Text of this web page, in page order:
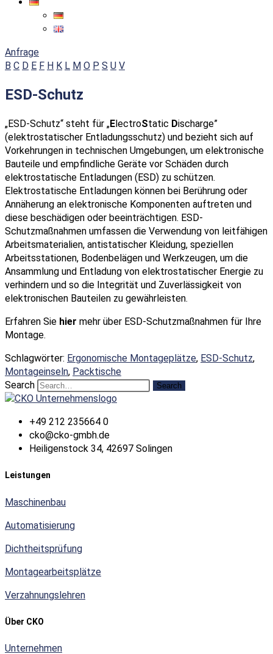
Anfrage
B C D E F H K L M O P S U V
ESD-Schutz
„ESD-Schutz“ steht für „ElectroStatic Discharge”
(elektrostatischer Entladungsschutz) und bezieht sich auf
Vorkehrungen in technischen Umgebungen, um elektronische
Bauteile und empfindliche Geräte vor Schäden durch
elektrostatische Entladungen (ESD) zu schützen.
Elektrostatische Entladungen können bei Berührung oder
Annäherung an elektronische Komponenten auftreten und
diese beschädigen oder beeinträchtigen. ESD-
Schutzmaßnahmen umfassen die Verwendung von leitfähigen
Arbeitsmaterialien, antistatischer Kleidung, speziellen
Arbeitsstationen, Bodenbelägen und Werkzeugen, um die
Ansammlung und Entladung von elektrostatischer Energie zu
verhindern und so die Integrität und Zuverlässigkeit von
elektronischen Bauteilen zu gewährleisten.
Erfahren Sie hier mehr über ESD-Schutzmaßnahmen für Ihre
Montage.
Schlagwörter: Ergonomische Montageplätze, ESD-Schutz,
Montageinseln, Packtische
Search
Search
+49 212 235664 0
cko@cko-gmbh.de
Heiligenstock 34, 42697 Solingen
Leistungen
Maschinenbau
Automatisierung
Dichtheitsprüfung
Montagearbeitsplätze
Verzahnungslehren
Über CKO
Unternehmen